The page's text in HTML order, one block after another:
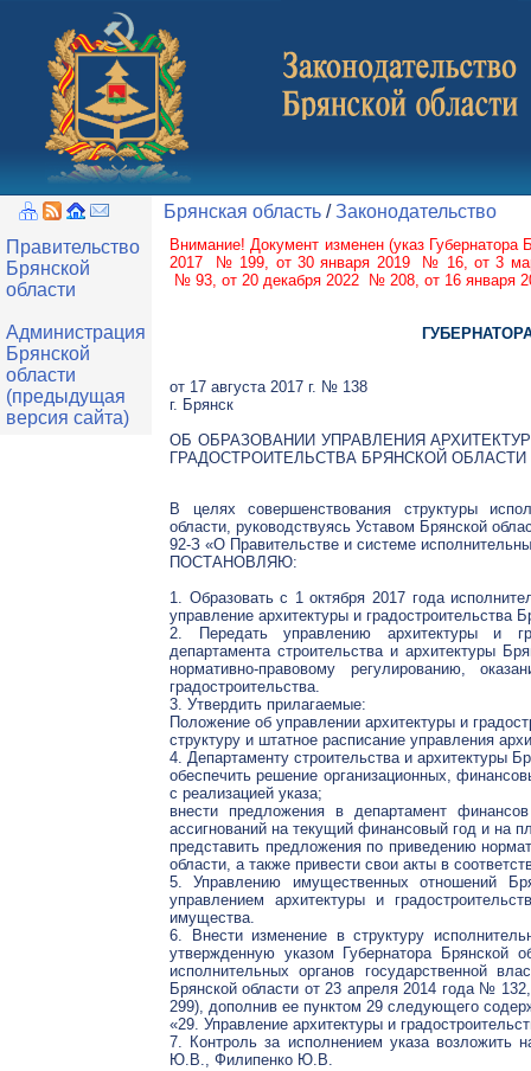
Правительство
Брянской
области
Администрация
Брянской
области
(предыдущая
версия сайта)
Брянская область /Законодательство
Внимание! Документ изменен (указ
2017 № 199, от 30 января 2019 № 16,от 3
№ 93, от 20 декабря 2022 № 208, от 16 января
от 17 августа 2017 г. № 138
г. Брянск
ОБ ОБРАЗОВАНИИ УПРАВЛЕНИЯ
ГРАДОСТРОИТЕЛЬСТВА БРЯНСКОЙ ОБЛАСТИ
В целях совершенствования структуры
области, руководствуясь Уставом Брянской
92-З «О Правительстве и системе
ПОСТАНОВЛЯЮ:
1. Образовать с 1 октября 2017 года
управление архитектуры и градостроительства
2. Передать управлению архитектуры и
департамента строительства и архитектуры
нормативно-правовому регулированию,
градостроительства.
3. Утвердить прилагаемые:
Положение об управлении архитектуры и
структуру и штатное расписание управления
4. Департаменту строительства и архитектуры
обеспечить решение организационных,
с реализацией указа;
внести предложения в департамент
ассигнований на текущий финансовый год и на
представить предложения по приведению
области, а также привести свои акты в
5. Управлению имущественных отношений
управлением архитектуры и
имущества.
6. Внести изменение в структуру
утвержденную указом Губернатора
исполнительных органов государственной
Брянской области от 23 апреля 2014 года №
299), дополнив ее пунктом 29 следующего
«29. Управление архитектуры и
7. Контроль за исполнением указа возложить
Ю.В., Филипенко Ю.В.